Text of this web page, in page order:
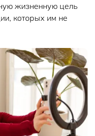
жизненную цель
которых им не